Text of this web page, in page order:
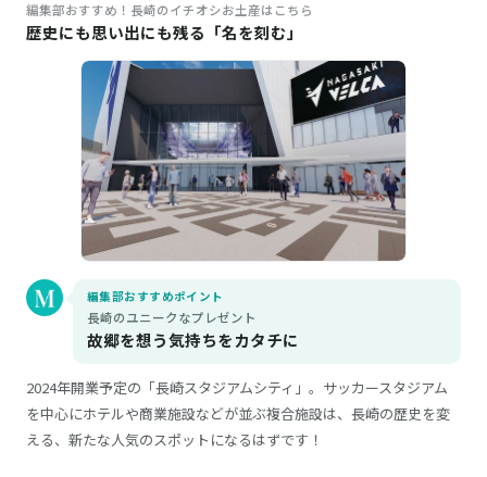
編集部おすすめ！長崎のイチオシお土産はこちら
歴史にも思い出にも残る「名を刻む」
編集部おすすめポイント
長崎のユニークなプレゼント
故郷を想う気持ちをカタチに
2024年開業予定の「長崎スタジアムシティ」。サッカースタジアム
を中心にホテルや商業施設などが並ぶ複合施設は、長崎の歴史を変
える、新たな人気のスポットになるはずです！